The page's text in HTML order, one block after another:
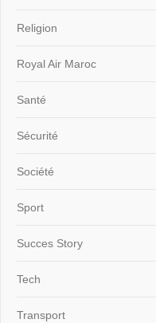
Religion
Royal Air Maroc
Santé
Sécurité
Société
Sport
Succes Story
Tech
Transport